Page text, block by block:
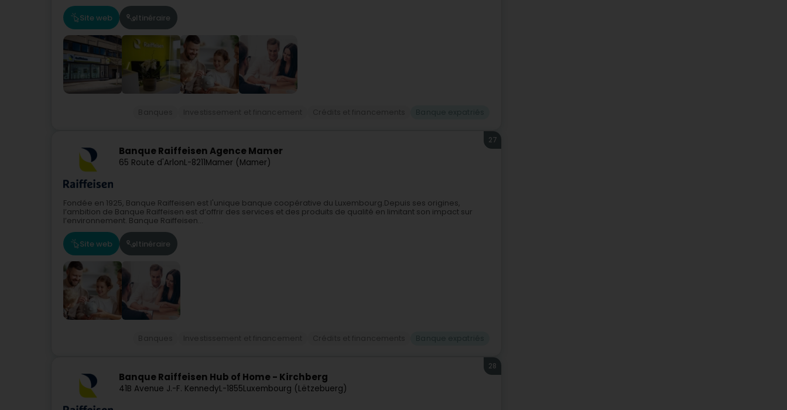
Site web Itinéraire
Banque Raiffeisen Agence Mamer
65 Route d'ArlonL-8211Mamer (Mamer)
27
Fondée en 1925, Banque Raiffeisen est l'unique banque coopérative du Luxembourg.Depuis ses origines,
l’ambition de Banque Raiffeisen est d’offrir des services et des produits de qualité en limitant son impact sur
l’environnement. Banque Raiffeisen...
Site web Itinéraire
Banque Raiffeisen Hub of Home - Kirchberg
41B Avenue J.-F. KennedyL-1855Luxembourg (Lëtzebuerg)
28